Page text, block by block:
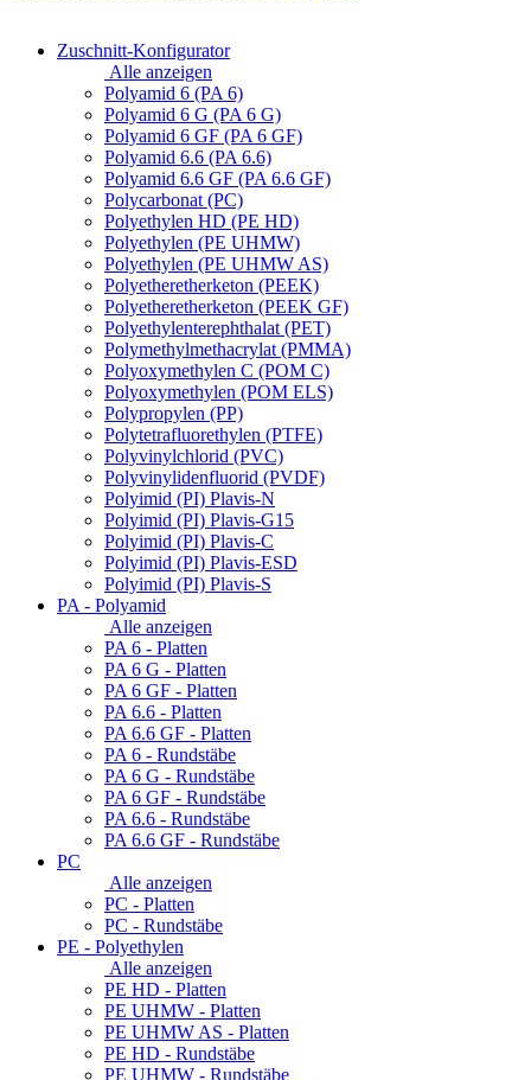
Zuschnitt-Konfigurator
Alle anzeigen
Polyamid 6 (PA 6)
Polyamid 6 G (PA 6 G)
Polyamid 6 GF (PA 6 GF)
Polyamid 6.6 (PA 6.6)
Polyamid 6.6 GF (PA 6.6 GF)
Polycarbonat (PC)
Polyethylen HD (PE HD)
Polyethylen (PE UHMW)
Polyethylen (PE UHMW AS)
Polyetheretherketon (PEEK)
Polyetheretherketon (PEEK GF)
Polyethylenterephthalat (PET)
Polymethylmethacrylat (PMMA)
Polyoxymethylen C (POM C)
Polyoxymethylen (POM ELS)
Polypropylen (PP)
Polytetrafluorethylen (PTFE)
Polyvinylchlorid (PVC)
Polyvinylidenfluorid (PVDF)
Polyimid (PI) Plavis-N
Polyimid (PI) Plavis-G15
Polyimid (PI) Plavis-C
Polyimid (PI) Plavis-ESD
Polyimid (PI) Plavis-S
PA - Polyamid
Alle anzeigen
PA 6 - Platten
PA 6 G - Platten
PA 6 GF - Platten
PA 6.6 - Platten
PA 6.6 GF - Platten
PA 6 - Rundstäbe
PA 6 G - Rundstäbe
PA 6 GF - Rundstäbe
PA 6.6 - Rundstäbe
PA 6.6 GF - Rundstäbe
PC
Alle anzeigen
PC - Platten
PC - Rundstäbe
PE - Polyethylen
Alle anzeigen
PE HD - Platten
PE UHMW - Platten
PE UHMW AS - Platten
PE HD - Rundstäbe
PE UHMW - Rundstäbe